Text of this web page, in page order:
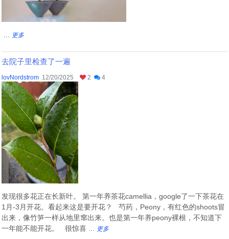
更多
去院子里检查了一遍
lovNordstrom 12/20/2025 2 4
发现很多花正在长新叶。 第一年养茶花camellia，google了一下茶花在
1月-3月开花。看起来这是要开花？ 芍药，Peony，有红色的shoots冒
出来，像竹笋一样从地里窜出来。也是第一年养peony裸根，不知道下
一年能不能开花。 很惊喜 ...
更多